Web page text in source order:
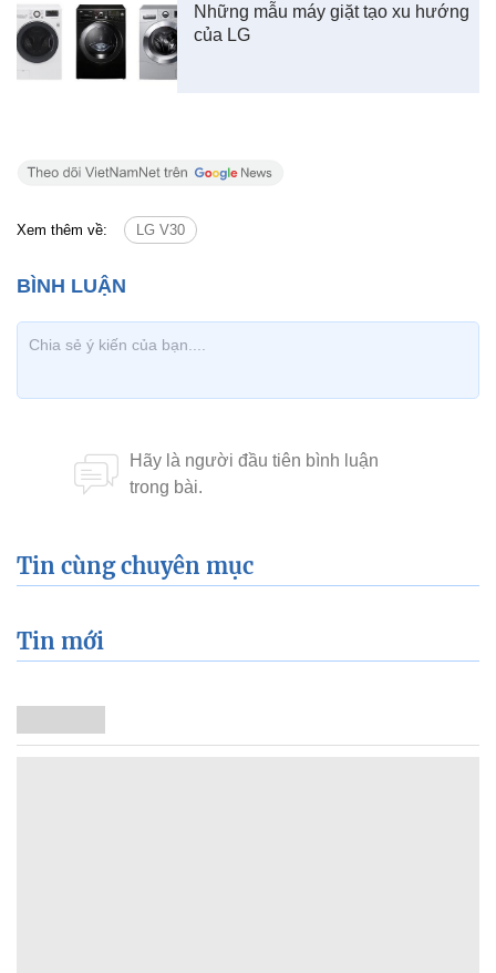
Những mẫu máy giặt tạo xu hướng
của LG
Xem thêm về: LG V30
Tin cùng chuyên mục
Tin mới